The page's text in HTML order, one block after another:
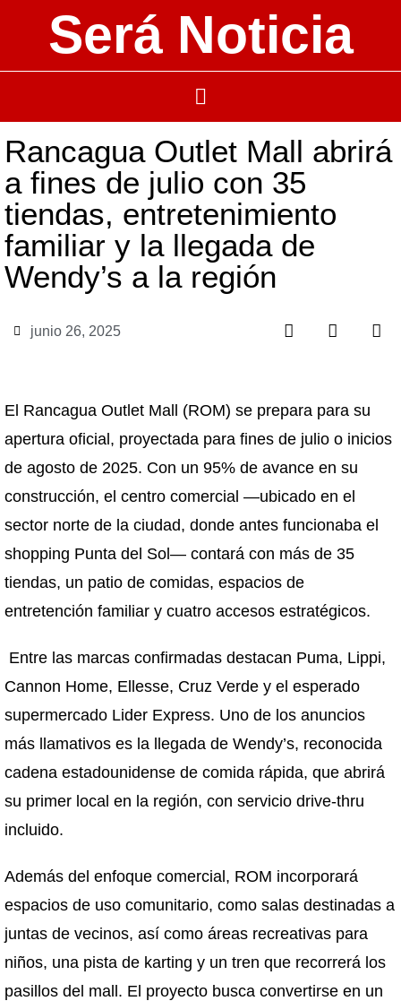
Será Noticia
Rancagua Outlet Mall abrirá
a fines de julio con 35
tiendas, entretenimiento
familiar y la llegada de
Wendy’s a la región
junio 26, 2025
El Rancagua Outlet Mall (ROM) se prepara para su
apertura oficial, proyectada para fines de julio o inicios
de agosto de 2025. Con un 95% de avance en su
construcción, el centro comercial —ubicado en el
sector norte de la ciudad, donde antes funcionaba el
shopping Punta del Sol— contará con más de 35
tiendas, un patio de comidas, espacios de
entretención familiar y cuatro accesos estratégicos.
Entre las marcas confirmadas destacan Puma, Lippi,
Cannon Home, Ellesse, Cruz Verde y el esperado
supermercado Lider Express. Uno de los anuncios
más llamativos es la llegada de Wendy’s, reconocida
cadena estadounidense de comida rápida, que abrirá
su primer local en la región, con servicio drive-thru
incluido.
Además del enfoque comercial, ROM incorporará
espacios de uso comunitario, como salas destinadas a
juntas de vecinos, así como áreas recreativas para
niños, una pista de karting y un tren que recorrerá los
pasillos del mall. El proyecto busca convertirse en un